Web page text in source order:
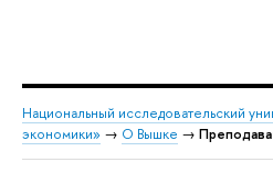
Национальный исследовательский
экономики» → О Вышке →